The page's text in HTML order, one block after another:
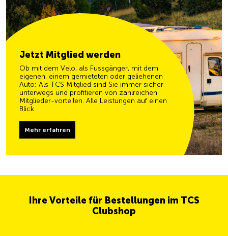
Jetzt Mitglied werden
Ob mit dem Velo, als Fussgänger, mit dem
eigenen, einem gemieteten oder geliehenen
Auto: Als TCS Mitglied sind Sie immer sicher
unterwegs und profitieren von zahlreichen
Mitglieder-vorteilen. Alle Leistungen auf einen
Blick.
Mehr erfahren
Ihre Vorteile für Bestellungen im TCS
Clubshop